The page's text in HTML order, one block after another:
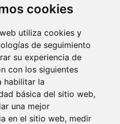
cookies
utiliza cookies y
de seguimiento
su experiencia de
con los siguientes
habilitar la
básica del sitio web,
una mejor
en el sitio web, medir
LA ACTRIZ MAS GUAPA DE
BETT RICKARDS), LAS FOTOS
LA ALIADA DE ARROW